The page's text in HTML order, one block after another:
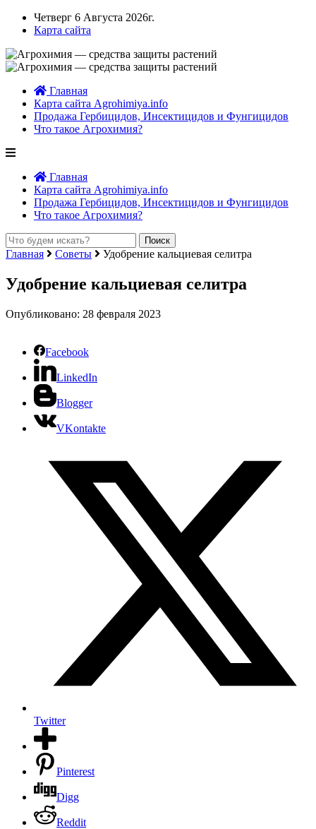
Четверг 6 Августа 2026г.
Карта сайта
Главная
Карта сайта Agrohimiya.info
Продажа Гербицидов, Инсектицидов и Фунгицидов
Что такое Агрохимия?
Главная
Карта сайта Agrohimiya.info
Продажа Гербицидов, Инсектицидов и Фунгицидов
Что такое Агрохимия?
Главная Советы Удобрение кальциевая селитра
Удобрение кальциевая селитра
Опубликовано: 28 февраля 2023
Facebook
LinkedIn
Blogger
VKontakte
Twitter
Pinterest
Digg
Reddit